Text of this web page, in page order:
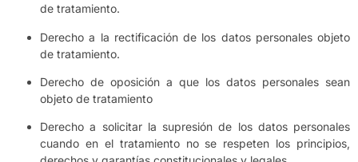
de tratamiento.
Derecho a la rectificación de los datos personales objeto
de tratamiento.
Derecho de oposición a que los datos personales sean
objeto de tratamiento
Derecho a solicitar la supresión de los datos personales
cuando en el tratamiento no se respeten los principios,